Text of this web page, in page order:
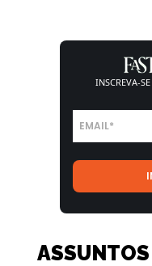
INSCREVA-